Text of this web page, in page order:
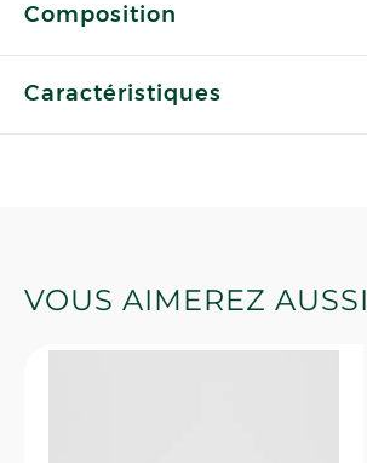
Composition
Caractéristiques
VOUS AIMEREZ AUSSI